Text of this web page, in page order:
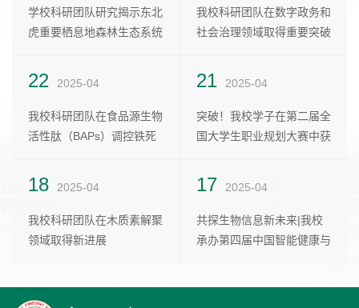
学校科研团队研究揭示东北
虎重要栖息地森林生态系统
我校科研团队在数字政务和
社会治理领域取得重要突破
22 2025-04
我校科研团队在食品源生物
活性肽（BAPs）调控铁死
21 2025-04
突破！我校学子在第二届全
国大学生职业规划大赛中获
18 2025-04
我校科研团队在木质素解聚
领域取得新进展
17 2025-04
共探生物信息新未来|我校
承办第四届中国智能健康与
崔育宝、李金龙、张淑林：
“双一流”建设中的第三方评
任少波 | 扎根中国大地 加
快一流学科体系建设
25 2022-11
“双一流”建设成效评价与动
态监测
02 2021-08
金雨琦 程莹 | 我国一流大
学建设高校学科布局演化的
26 2021-07
第二届“双一流”建设与评价
学术研讨会在大连理工大学
10 2021-04
胸怀民族复兴大志 建设世
界一流大学
2022年研究生教育发展质
量年度报告
2021年研究生教育发展质
量年度报告
19 2025-03
2020年研究生教育发展质
量年度报告
11 2025-03
东北林业大学2024年学位
授权点建设年度报告
02 2024-12
东北林业大学2023年学位
授权点建设年度报告
02 2024-12
东北林业大学2022年学位
授权点建设年度报告